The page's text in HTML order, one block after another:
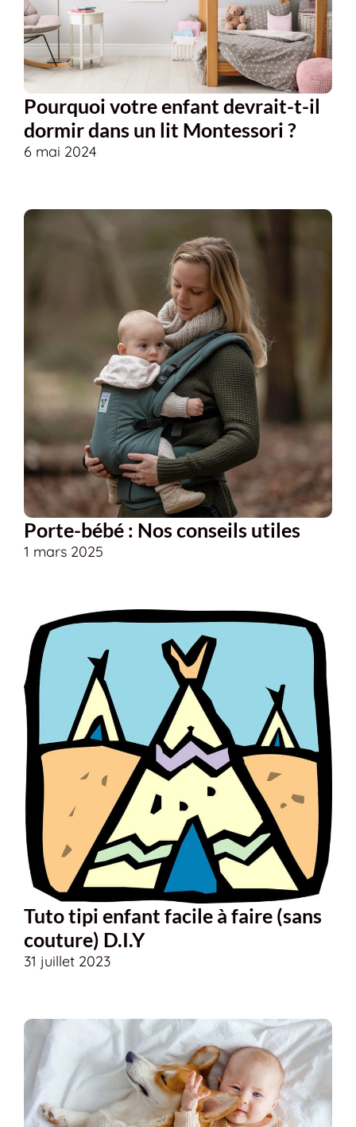
Pourquoi votre enfant devrait-t-il
dormir dans un lit Montessori ?
6 mai 2024
Porte-bébé : Nos conseils utiles
1 mars 2025
Tuto tipi enfant facile à faire (sans
couture) D.I.Y
31 juillet 2023